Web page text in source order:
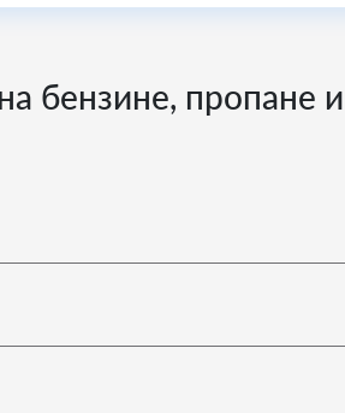
бензине, пропане